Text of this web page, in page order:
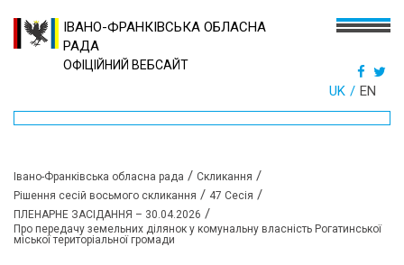
ІВАНО-ФРАНКІВСЬКА ОБЛАСНА
РАДА
ОФІЦІЙНИЙ ВЕБСАЙТ
UK EN
Івано-Франківська обласна рада / Скликання /
Рішення сесій восьмого скликання / 47 Сесія /
ПЛЕНАРНЕ ЗАСІДАННЯ – 30.04.2026 /
Про передачу земельних ділянок у комунальну власність Рогатинської
міської територіальної громади